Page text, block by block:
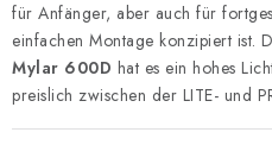
für Anfänger, aber auch für
einfachen Montage konzipiert ist.
Mylar 600D hat es ein hohes
preislich zwischen der LITE- und